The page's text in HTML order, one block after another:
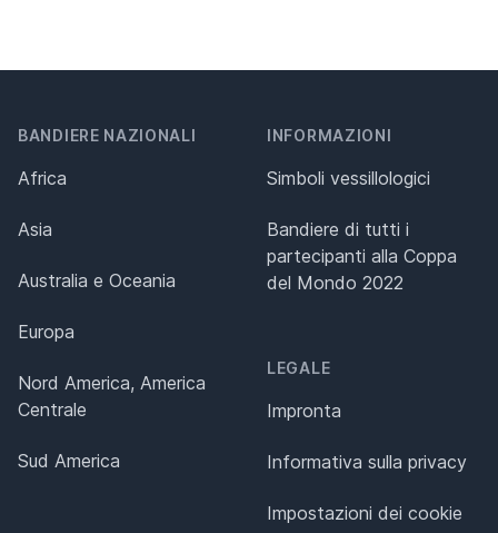
BANDIERE NAZIONALI
Africa
Asia
Australia e Oceania
Europa
Nord America, America
Centrale
Sud America
INFORMAZIONI
Simboli vessillologici
Bandiere di tutti i
partecipanti alla Coppa
del Mondo 2022
LEGALE
Impronta
Informativa sulla privacy
Impostazioni dei cookie